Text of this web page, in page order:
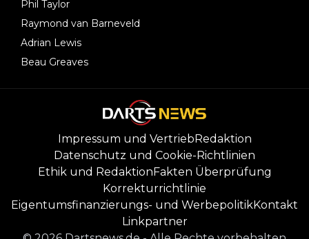
Phil Taylor
Raymond van Barneveld
Adrian Lewis
Beau Greaves
Impressum und VertriebRedaktion
Datenschutz und Cookie-Richtlinien
Ethik und RedaktionFakten Überprüfung
Korrekturrichtlinie
Eigentumsfinanzierungs- und WerbepolitikKontakt
Linkpartner